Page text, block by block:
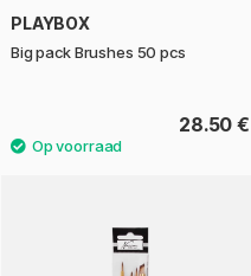
PLAYBOX
Big pack Brushes 50 pcs
28.50 €